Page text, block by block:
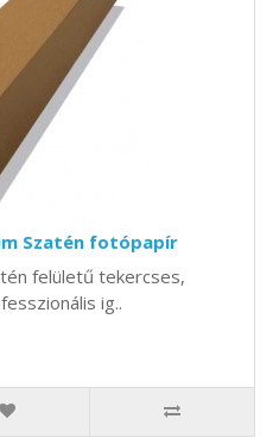
Szatén fotópapír
felületű tekercses,
ig..